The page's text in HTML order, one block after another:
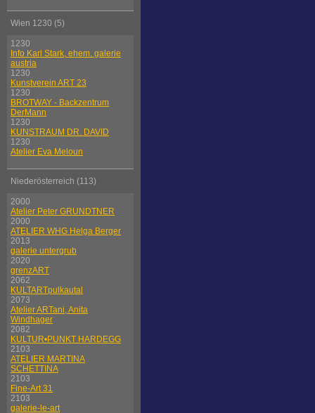
Wien 1230 (5)
1230
Info Karl Stark, ehem. galerie
austria
1230
Kunstverein ART 23
1230
BROTWAY - Backzentrum
DerMann
1230
KUNSTRAUM DR. DAVID
1230
Atelier Eva Meloun
Niederösterreich (113)
2000
Atelier Peter GRUNDTNER
2000
ATELIER WHG Helga Berger
2013
galerie untergrub
2020
grenzART
2062
KULTARTpulkautal
2073
Atelier ARTani, Anita
Windhager
2082
KULTUR•PUNKT HARDEGG
2103
ATELIER MARTINA
SCHETTINA
2103
Fine-Art 31
2103
galerie-le-art